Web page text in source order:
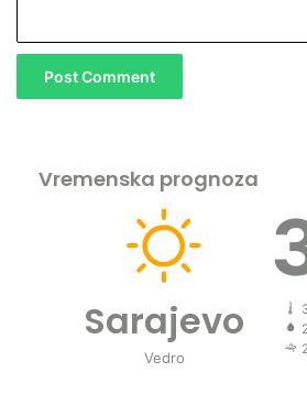
Vremenska prognoza
Sarajevo
Vedro